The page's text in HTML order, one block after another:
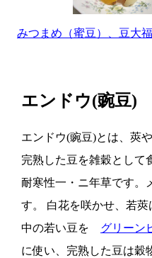
みつまめ（蜜豆）、豆大
エンドウ(豌豆)
エンドウ(豌豆)とは、莢
完熟した豆を雑穀として
耐寒性一・ニ年草です。
す。 白花を咲かせ、若
中の若い豆を グリーン
に使い、完熟した豆は穀